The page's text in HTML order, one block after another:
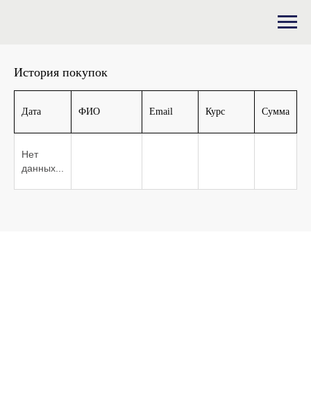
История покупок
Дата ФИО Email Курс Сумма
Нет
данных...